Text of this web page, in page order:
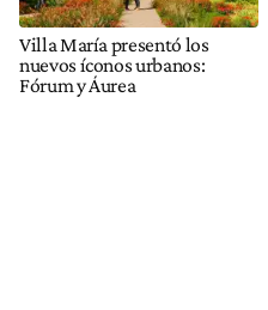
Villa María presentó los
nuevos íconos urbanos:
Fórum y Áurea